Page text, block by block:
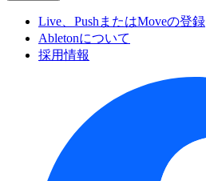
Live、PushまたはMoveの登録
Abletonについて
採用情報